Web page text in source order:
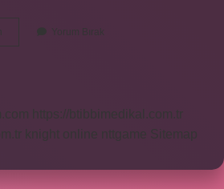
Insan
Yorum Bırak
https://btibbimedikal.com.tr
knight online nttgame Sitemap